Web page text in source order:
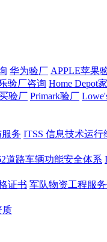
华为验厂 APPLE苹果
验厂咨询 Home Depot
验厂 Primark验厂
务 ITSS 信息技术运行
道路车辆功能安全体系
证书 军队物资工程服
质